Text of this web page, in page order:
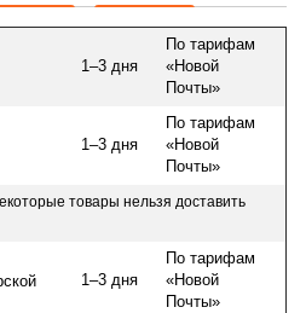
1–3 дня
По тарифам
«Новой
Почты»
1–3 дня
По тарифам
«Новой
Почты»
товары нельзя доставить
1–3 дня
По тарифам
«Новой
Почты»